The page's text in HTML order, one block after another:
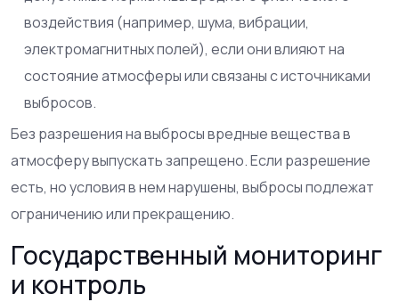
воздействия (например, шума, вибрации,
электромагнитных полей), если они влияют на
состояние атмосферы или связаны с источниками
выбросов.
Без разрешения на выбросы вредные вещества в
атмосферу выпускать запрещено. Если разрешение
есть, но условия в нем нарушены, выбросы подлежат
ограничению или прекращению.
Государственный мониторинг
и контроль